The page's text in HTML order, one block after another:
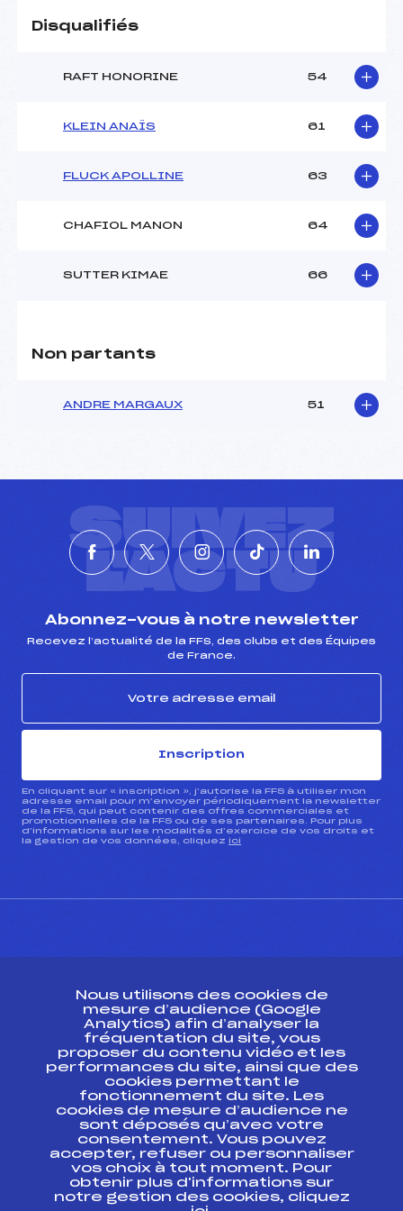
Catégorie :
Disqualifiés
RAFT HONORINE 54
KLEIN ANAÏS 61
FLUCK APOLLINE 63
CHAFIOL MANON 64
SUTTER KIMAE 66
Non partants
ANDRE MARGAUX 51
SUIVEZ
L'ACTU
Abonnez-vous à notre newsletter
Recevez l’actualité de la FFS, des clubs et des Équipes
de France.
Inscription
En cliquant sur « inscription », j’autorise la FFS à utiliser mon
adresse email pour m’envoyer périodiquement la newsletter
de la FFS, qui peut contenir des offres commerciales et
promotionnelles de la FFS ou de ses partenaires. Pour plus
d’informations sur les modalités d’exercice de vos droits et
la gestion de vos données, cliquez ici
Ressources
Pass’Neige
Projet sportif fédéral
Projet de performance fédéral
Antidopage
Pôle Développement, Formation, Suivi
Scientifique
Listes ministérielles
Pôle vie de l’athlète
Nous utilisons des cookies de
mesure d’audience (Google
Analytics) afin d’analyser la
fréquentation du site, vous
proposer du contenu vidéo et les
performances du site, ainsi que des
cookies permettant le
fonctionnement du site. Les
cookies de mesure d’audience ne
sont déposés qu’avec votre
consentement. Vous pouvez
accepter, refuser ou personnaliser
vos choix à tout moment. Pour
obtenir plus d'informations sur
notre gestion des cookies, cliquez